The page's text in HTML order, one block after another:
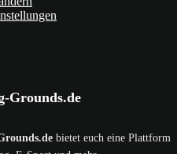
Grounds.de
bietet euch eine Plattform